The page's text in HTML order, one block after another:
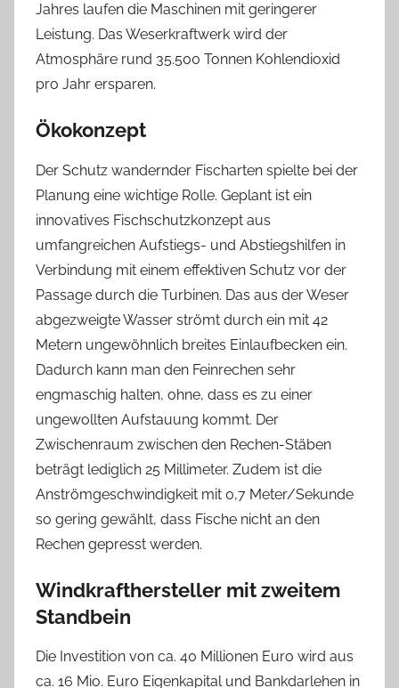
Jahres laufen die Maschinen mit geringerer
Leistung. Das Weserkraftwerk wird der
Atmosphäre rund 35.500 Tonnen Kohlendioxid
pro Jahr ersparen.
Ökokonzept
Der Schutz wandernder Fischarten spielte bei der
Planung eine wichtige Rolle. Geplant ist ein
innovatives Fischschutzkonzept aus
umfangreichen Aufstiegs- und Abstiegshilfen in
Verbindung mit einem effektiven Schutz vor der
Passage durch die Turbinen. Das aus der Weser
abgezweigte Wasser strömt durch ein mit 42
Metern ungewöhnlich breites Einlaufbecken ein.
Dadurch kann man den Feinrechen sehr
engmaschig halten, ohne, dass es zu einer
ungewollten Aufstauung kommt. Der
Zwischenraum zwischen den Rechen-Stäben
beträgt lediglich 25 Millimeter. Zudem ist die
Anströmgeschwindigkeit mit 0,7 Meter/Sekunde
so gering gewählt, dass Fische nicht an den
Rechen gepresst werden.
Windkrafthersteller mit zweitem
Standbein
Die Investition von ca. 40 Millionen Euro wird aus
ca. 16 Mio. Euro Eigenkapital und Bankdarlehen in